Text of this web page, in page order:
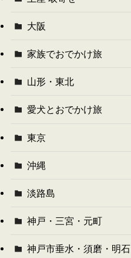
大阪
家族でおでかけ旅
山形・東北
愛犬とおでかけ旅
東京
沖縄
淡路島
神戸・三宮・元町
神戸市垂水・須磨・明石